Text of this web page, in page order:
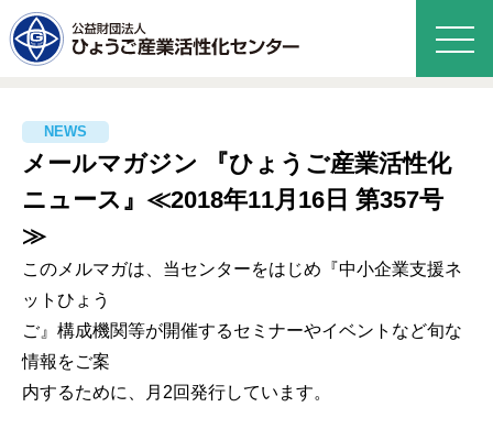
メールマガジン 『ひょうご産業活性化
ニュース』≪2018年11月16日 第357号
≫
このメルマガは、当センターをはじめ『中小企業支援ネ
ットひょう
ご』構成機関等が開催するセミナーやイベントなど旬な
情報をご案
内するために、月2回発行しています。